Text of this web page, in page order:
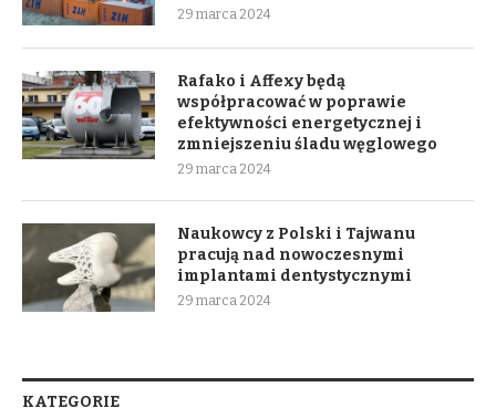
29 marca 2024
Rafako i Affexy będą
współpracować w poprawie
efektywności energetycznej i
zmniejszeniu śladu węglowego
29 marca 2024
Naukowcy z Polski i Tajwanu
pracują nad nowoczesnymi
implantami dentystycznymi
29 marca 2024
KATEGORIE